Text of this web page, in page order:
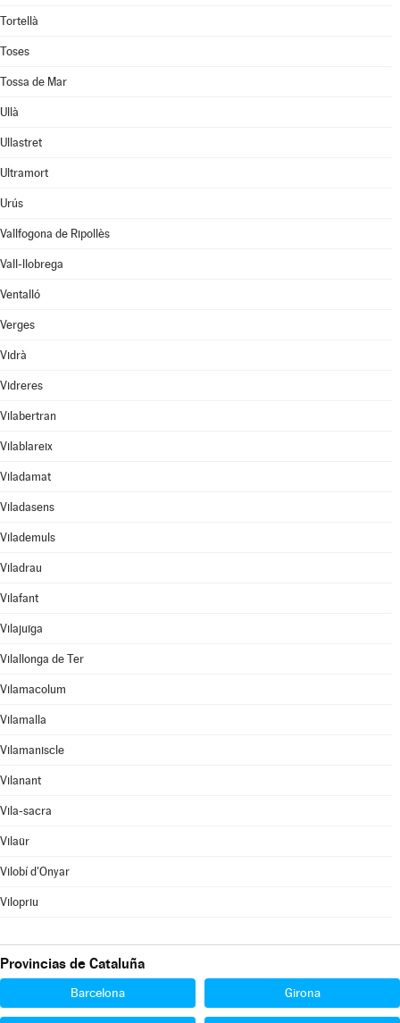
Tortellà
Toses
Tossa de Mar
Ullà
Ullastret
Ultramort
Urús
Vallfogona de Ripollès
Vall-llobrega
Ventalló
Verges
Vidrà
Vidreres
Vilabertran
Vilablareix
Viladamat
Viladasens
Vilademuls
Viladrau
Vilafant
Vilajuïga
Vilallonga de Ter
Vilamacolum
Vilamalla
Vilamaniscle
Vilanant
Vila-sacra
Vilaür
Vilobí d'Onyar
Vilopriu
Provincias de Cataluña
Barcelona Girona